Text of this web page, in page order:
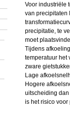
Voor industriële
van precipitaten
precipitatie, te
moet
Tijdens
temperatuur het
zware
Lage
Hogere
uitscheiding
is het risico